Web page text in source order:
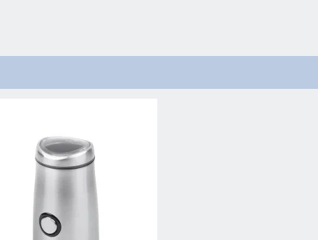
e offrendo una polvere adatta a essere inserita nella classica
massima sicurezza. Un apparecchio maneggevole e pratico,
di 50 gr e potenza di 150 W.
di triturare finemente chicchi di caffè, semi e vari tipi di spezie.
in quanto viene azionato da una semplice pressione sul coperchio.
Online